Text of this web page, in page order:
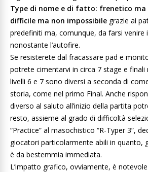
Type di nome e di fatto: frenetico
difficile ma non impossibile grazie ai
predefiniti ma, comunque, da farsi venire
nonostante l’autofire.
Se resisterete dal fracassare pad e
potrete cimentarvi in circa 7 stage e finali
livelli 6 e 7 sono diversi a seconda di
storia, come nel primo Final. Anche
diverso al saluto all’inizio della partita
resto, assieme al grado di difficoltà
“Practice” al masochistico “R-Typer 3”,
giocatori particolarmente abili in quanto,
è da bestemmia immediata.
L’impatto grafico, ovviamente, è